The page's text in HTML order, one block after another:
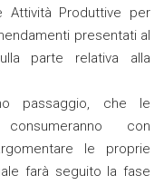
Attività Produttive per
presentati al
parte relativa alla
passaggio, che le
con
le proprie
farà seguito la fase